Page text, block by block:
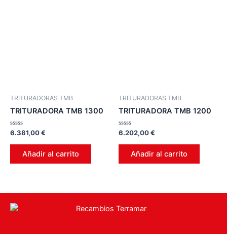
TRITURADORAS TMB
TRITURADORA TMB 1300
Valorado
0
6.381,00€
Añadir al carrito
TRITURADORAS TMB
TRITURADORA TMB 1200
Valorado
0
6.202,00€
Añadir al carrito